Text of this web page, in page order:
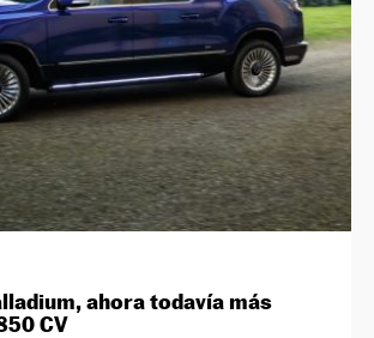
ahora todavía más
CV